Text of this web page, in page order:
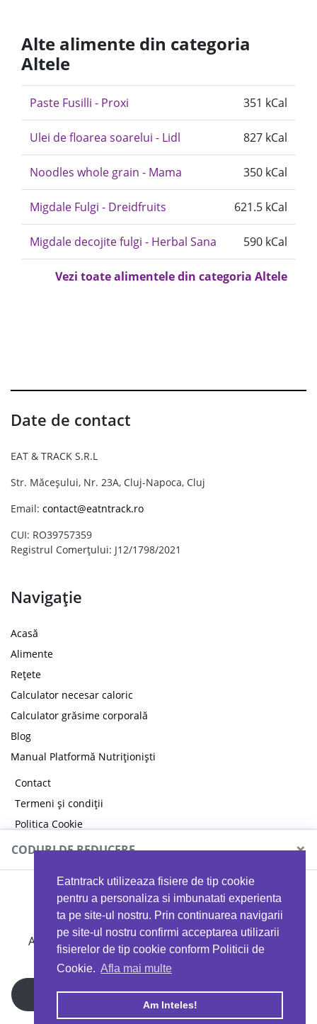
Eatntrack utilizeaza fisiere de tip cookie
pentru a personaliza si imbunatati experienta
ta pe site-ul nostru. Prin continuarea navigarii
pe site-ul nostru confirmi acceptarea utilizarii
fisierelor de tip cookie conform Politicii de
Cookie. Afla mai multe
Am Inteles!
Alte alimente din categoria
Altele
Paste Fusilli - Proxi 351 kCal
Ulei de floarea soarelui - Lidl 827 kCal
Noodles whole grain - Mama 350 kCal
Migdale Fulgi - Dreidfruits 621.5 kCal
Migdale decojite fulgi - Herbal Sana 590 kCal
Vezi toate alimentele din categoria Altele
Date de contact
EAT & TRACK S.R.L
Str. Măceșului, Nr. 23A, Cluj-Napoca, Cluj
Email: contact@eatntrack.ro
CUI: RO39757359
Registrul Comerțului: J12/1798/2021
Navigație
Acasă
Alimente
Rețete
Calculator necesar caloric
Calculator grăsime corporală
Blog
Manual Platformă Nutriționiști
Contact
Termeni și condiții
Politica Cookie
Politica de confidențialitate
Copyright © 2026 EAT & TRACK S.R.L
CODURI DE REDUCERE ×
MYPROTEIN
Ai 40%reducere la orice comandă folosind codul
EATTRACK
Profită acum